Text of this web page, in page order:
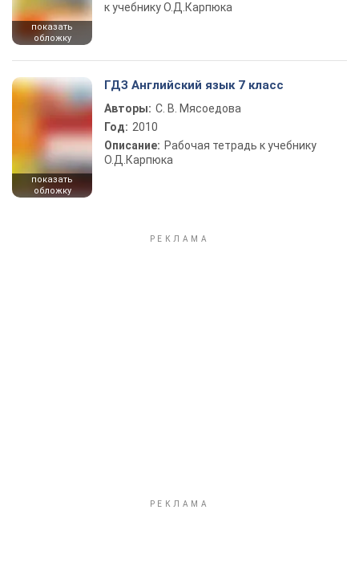
показать
обложку
к учебнику О.Д.Карпюка
показать
обложку
ГДЗ Английский язык 7 класс
Авторы: С. В. Мясоедова
Год: 2010
Описание: Рабочая тетрадь к учебнику
О.Д.Карпюка